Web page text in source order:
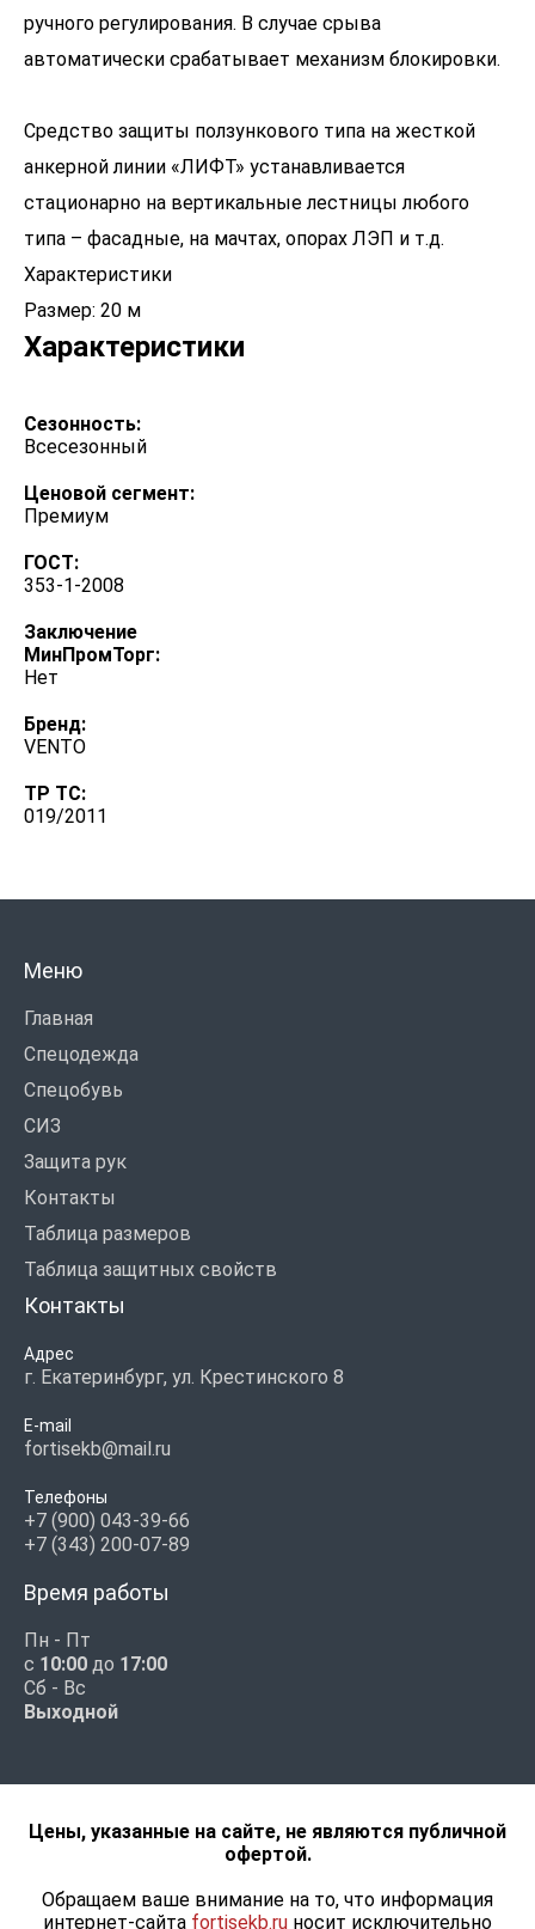
ручного регулирования. В случае срыва
автоматически срабатывает механизм блокировки.
Средство защиты ползункового типа на жесткой
анкерной линии «ЛИФТ» устанавливается
стационарно на вертикальные лестницы любого
типа – фасадные, на мачтах, опорах ЛЭП и т.д.
Характеристики
Размер: 20 м
Характеристики
Сезонность:
Всесезонный
Ценовой сегмент:
Премиум
ГОСТ:
353-1-2008
Заключение
МинПромТорг:
Нет
Бренд:
VENTO
ТР ТС:
019/2011
Меню
Главная
Спецодежда
Спецобувь
СИЗ
Защита рук
Контакты
Таблица размеров
Таблица защитных свойств
Контакты
Адрес
г. Екатеринбург, ул. Крестинского 8
E-mail
fortisekb@mail.ru
Телефоны
+7 (900) 043-39-66
+7 (343) 200-07-89
Время работы
Пн - Пт
с 10:00 до 17:00
Сб - Вс
Выходной
Цены, указанные на сайте, не являются публичной
офертой.
Обращаем ваше внимание на то, что информация
интернет-сайта fortisekb.ru носит исключительно